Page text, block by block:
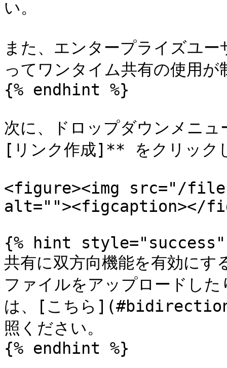
い。
また、エンタープライズユ
ってワンタイム共有の使用
{% endhint %}
次に、ドロップダウンメニ
[リンク作成]** をクリック
<figure><img src="/files/
alt=""><figcaption></
{% hint style="success"
共有に双方向機能を有効に
ファイルをアップロードし
は、[こちら
照ください。
{% endhint %}